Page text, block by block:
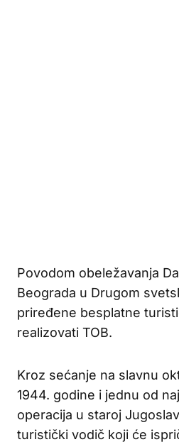
Povodom obeležavanja
Beograda u Drugom
priređene besplatne
realizovati TOB.
Kroz sećanje na slavnu
1944. godine i jednu od
operacija u staroj
turistički vodič koji će